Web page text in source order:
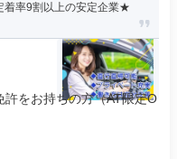
着率9割以上の安定企業★
をお持ちの方（AT限定O